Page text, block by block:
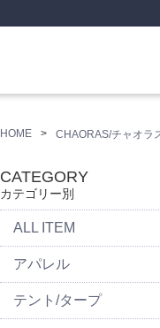
HOME CHAORAS/チャオラ
CATEGORY
カテゴリー別
ALL ITEM
アパレル
テント/タープ